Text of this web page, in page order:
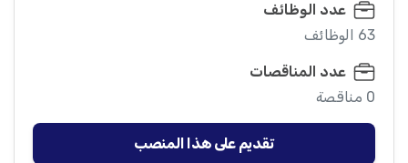
عدد الوظائف
63 الوظائف
عدد المناقصات
0 مناقصة
تقديم على هذا المنصب